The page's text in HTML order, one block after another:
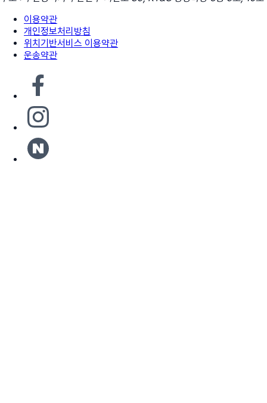
이용약관
개인정보처리방침
위치기반서비스 이용약관
운송약관